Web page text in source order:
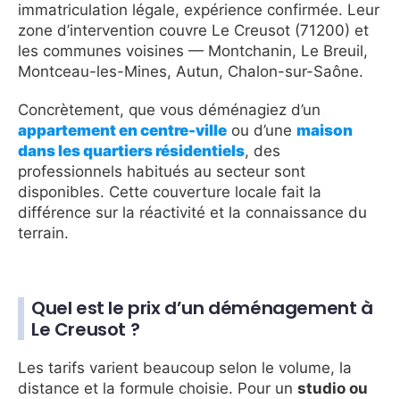
immatriculation légale, expérience confirmée. Leur
zone d’intervention couvre Le Creusot (71200) et
les communes voisines — Montchanin, Le Breuil,
Montceau-les-Mines, Autun, Chalon-sur-Saône.
Concrètement, que vous déménagiez d’un
appartement en centre-ville ou d’une maison
dans les quartiers résidentiels, des
professionnels habitués au secteur sont
disponibles. Cette couverture locale fait la
différence sur la réactivité et la connaissance du
terrain.
Quel est le prix d’un déménagement à
Le Creusot ?
Les tarifs varient beaucoup selon le volume, la
distance et la formule choisie. Pour un studio ou